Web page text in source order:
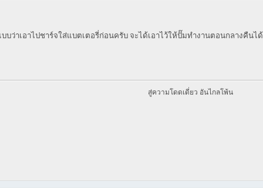
บว่าเอาไปชาร์จใส่แบตเตอรี่ก่อนครับ จะได้เอาไว้ให้ปั๊มทำงานตอนกลางคืน
สู่ความโดดเดี่ยว อันไกลโพ้น